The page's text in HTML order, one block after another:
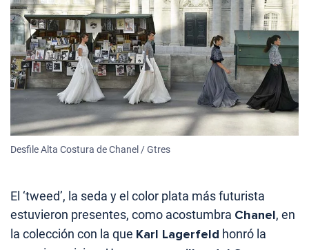
Desfile Alta Costura de Chanel / Gtres
El ‘tweed’, la seda y el color plata más futurista
estuvieron presentes, como acostumbra Chanel, en
la colección con la que Karl Lagerfeld honró la